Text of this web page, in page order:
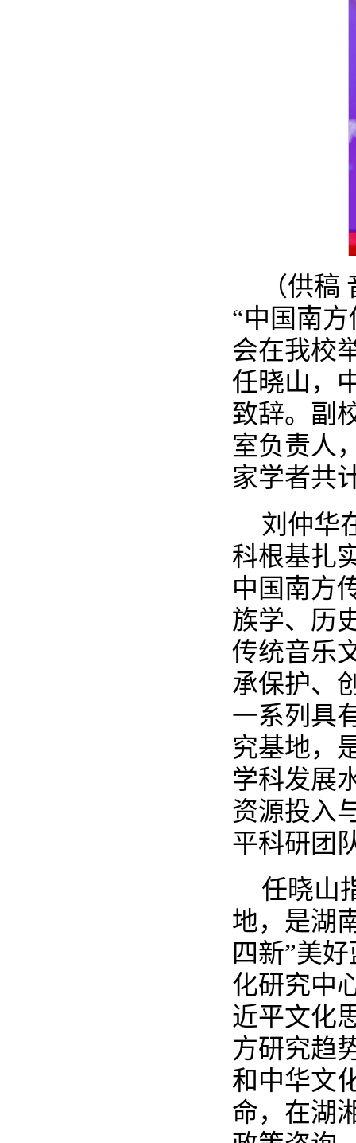
（供
“中国南
会在我校
任晓山，
致辞。副
室负责人
家学者共
刘仲华
科根基扎
中国南方
族学、历
传统音乐
承保护、
一系列具
究基地，
学科发展
资源投入
平科研团
任晓山
地，是湖
四新”美
化研究中
近平文化
方研究趋
和中华文
命，在湖